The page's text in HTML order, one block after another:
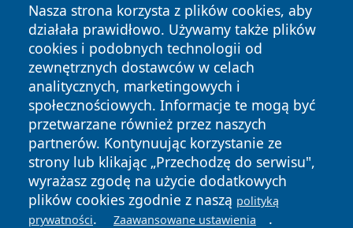
Nasza strona korzysta z plików cookies, aby
działała prawidłowo. Używamy także plików
cookies i podobnych technologii od
zewnętrznych dostawców w celach
analitycznych, marketingowych i
społecznościowych. Informacje te mogą być
przetwarzane również przez naszych
partnerów. Kontynuując korzystanie ze
strony lub klikając „Przechodzę do serwisu",
wyrażasz zgodę na użycie dodatkowych
plików cookies zgodnie z naszą polityką
prywatności. Zaawansowane ustawienia .
Copyright © 2026 portalkalisz.pl Wszystkie prawa
zastrzeżone.
News Autorzy
Polityka
Prywatności
Polityka
Cookies